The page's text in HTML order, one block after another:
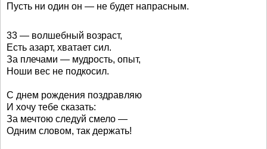
Пусть ни один он — не будет напрасным.
33 — волшебный возраст,
Есть азарт, хватает сил.
За плечами — мудрость, опыт,
Ноши вес не подкосил.
С днем рождения поздравляю
И хочу тебе сказать:
За мечтою следуй смело —
Одним словом, так держать!